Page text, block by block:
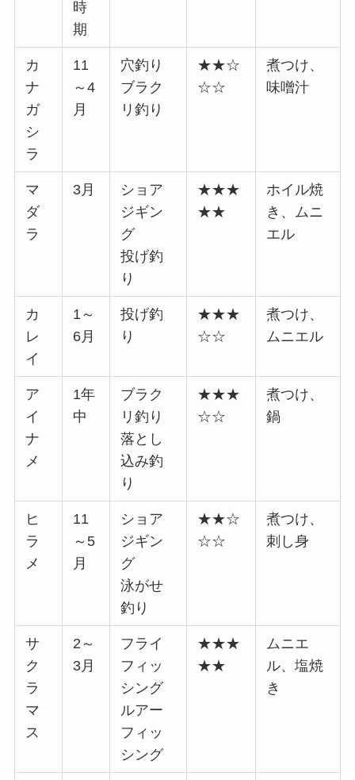
時
期
カ
ナ
ガ
シ
ラ
11
～4
月
穴釣り
ブラク
リ釣り
★★☆
☆☆
煮つけ、
味噌汁
マ
ダ
ラ
3月
ショア
ジギン
グ
投げ釣
り
★★★
★★
ホイル焼
き、ムニ
エル
カ
レ
イ
1～
6月
投げ釣
り
★★★
☆☆
煮つけ、
ムニエル
ア
イ
ナ
メ
1年
中
ブラク
リ釣り
落とし
込み釣
り
★★★
☆☆
煮つけ、
鍋
ヒ
ラ
メ
11
～5
月
ショア
ジギン
グ
泳がせ
釣り
★★☆
☆☆
煮つけ、
刺し身
サ
ク
ラ
マ
ス
2～
3月
フライ
フィッ
シング
ルアー
フィッ
シング
★★★
★★
ムニエ
ル、塩焼
き